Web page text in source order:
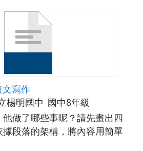
寫作
楊明國中 國中8年級
他做了哪些事呢？請先畫出四
段落的架構，將內容用簡單